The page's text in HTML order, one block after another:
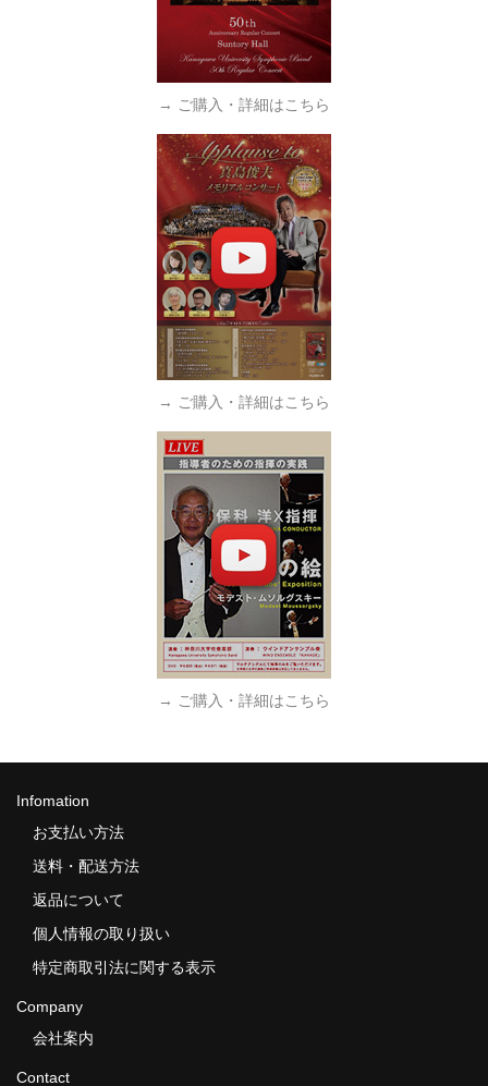
→ ご購入・詳細はこちら
→ ご購入・詳細はこちら
→ ご購入・詳細はこちら
Infomation
お支払い方法
送料・配送方法
返品について
個人情報の取り扱い
特定商取引法に関する表示
Company
会社案内
Contact